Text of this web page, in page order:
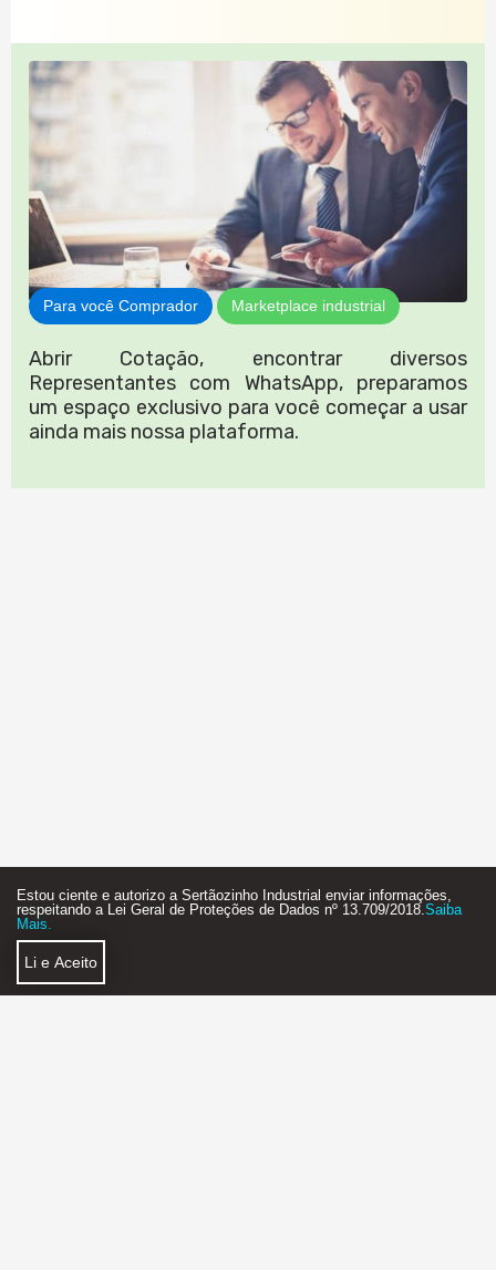
Para você Comprador Marketplace industrial
Abrir Cotação, encontrar diversos
Representantes com WhatsApp, preparamos
um espaço exclusivo para você começar a usar
ainda mais nossa plataforma.
Estou ciente e autorizo a Sertãozinho Industrial enviar informações,
respeitando a Lei Geral de Proteções de Dados nº 13.709/2018. Saiba
Mais.
Li e Aceito